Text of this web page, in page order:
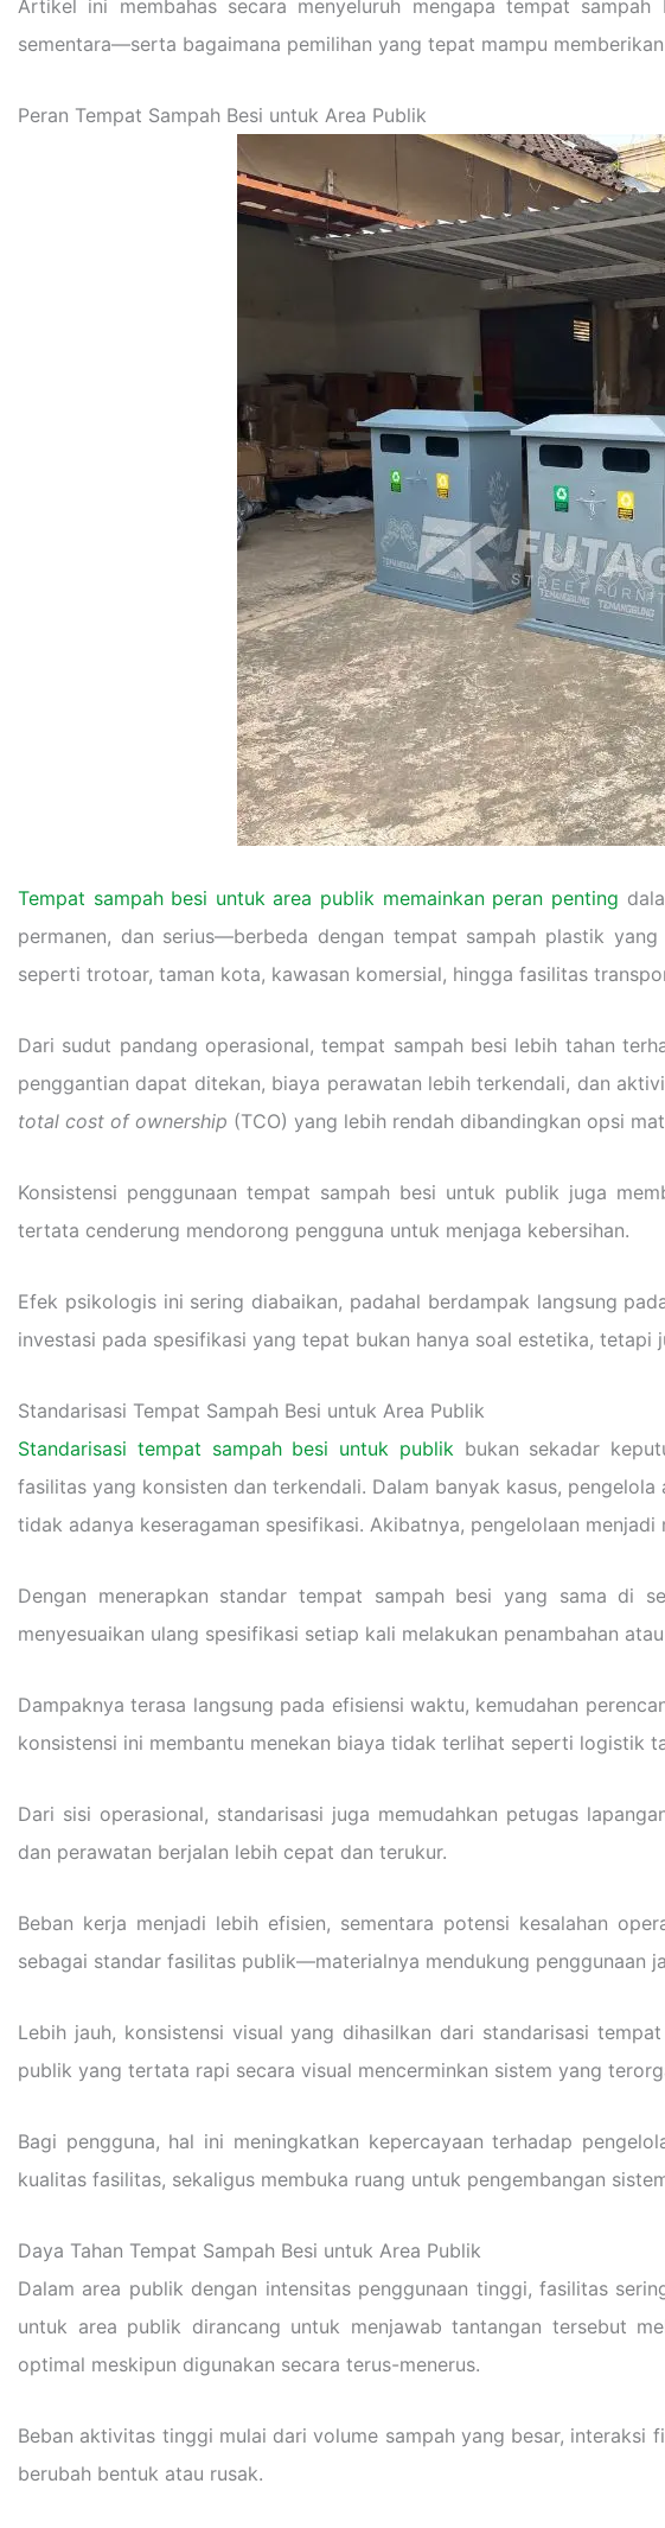
Artikel ini membahas secara menyeluruh mengapa tempat
sementara—serta bagaimana pemilihan yang tepat mampu
Peran Tempat Sampah Besi untuk Area Publik
Tempat sampah besi untuk area publik memainkan peran penting
permanen, dan serius—berbeda dengan tempat sampah plastik
seperti trotoar, taman kota, kawasan komersial, hingga fasilitas
Dari sudut pandang operasional, tempat sampah besi lebih tahan
penggantian dapat ditekan, biaya perawatan lebih terkendali, dan
total cost of ownership (TCO) yang lebih rendah dibandingkan opsi
Konsistensi penggunaan tempat sampah besi untuk publik juga
tertata cenderung mendorong pengguna untuk menjaga kebersihan.
Efek psikologis ini sering diabaikan, padahal berdampak langsung
investasi pada spesifikasi yang tepat bukan hanya soal estetika, tetapi
Standarisasi Tempat Sampah Besi untuk Area Publik
Standarisasi tempat sampah besi untuk publikbukan sekadar
fasilitas yang konsisten dan terkendali. Dalam banyak kasus,
tidak adanya keseragaman spesifikasi. Akibatnya, pengelolaan
Dengan menerapkan standar tempat sampah besi yang sama di
menyesuaikan ulang spesifikasi setiap kali melakukan penambahan
Dampaknya terasa langsung pada efisiensi waktu, kemudahan
konsistensi ini membantu menekan biaya tidak terlihat seperti logistik
Dari sisi operasional, standarisasi juga memudahkan petugas
dan perawatan berjalan lebih cepat dan terukur.
Beban kerja menjadi lebih efisien, sementara potensi kesalahan
sebagai standar fasilitas publik—materialnya mendukung penggunaan
Lebih jauh, konsistensi visual yang dihasilkan dari standarisasi
publik yang tertata rapi secara visual mencerminkan sistem yang
Bagi pengguna, hal ini meningkatkan kepercayaan terhadap
kualitas fasilitas, sekaligus membuka ruang untuk pengembangan
Daya Tahan Tempat Sampah Besi untuk Area Publik
Dalam area publik dengan intensitas penggunaan tinggi, fasilitas
untuk area publik dirancang untuk menjawab tantangan tersebut
optimal meskipun digunakan secara terus-menerus.
Beban aktivitas tinggi mulai dari volume sampah yang besar,
berubah bentuk atau rusak.